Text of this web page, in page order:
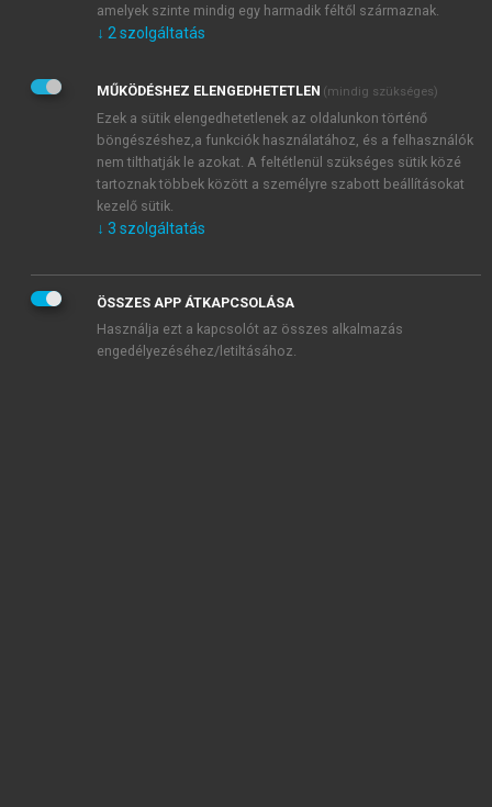
Kérek értesítést a MeRSZ újdonságairól, akcióiról.
Kérek értesítést az Akadémiai Kiadó Zrt. újdonságairól,
Adatkezelési tájékoztatóbanfoglaltakat tudomásul
veszem és elfogadom.
Általános vásárlási feltételeket, valamint a szotar.netés a
mersz.huoldalak licencszerződéseiben foglaltakat
tudomásul veszem és elfogadom.
KIPRÓBÁLOM
amelyek szinte mindig egy harmadik féltől származnak.
↓ 2 szolgáltatás
MŰKÖDÉSHEZ ELENGEDHETETLEN (mindig szükséges)
Ezek a sütik elengedhetetlenek az oldalunkon történő
böngészéshez,a funkciók használatához, és a felhasználók
nem tilthatják le azokat. A feltétlenül szükséges sütik közé
tartoznak többek között a személyre szabott beállításokat
kezelő sütik.
↓ 3 szolgáltatás
ÖSSZES APP ÁTKAPCSOLÁSA
Használja ezt a kapcsolót az összes alkalmazás
engedélyezéséhez/letiltásához.